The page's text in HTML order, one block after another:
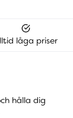
låga priser
hålla dig